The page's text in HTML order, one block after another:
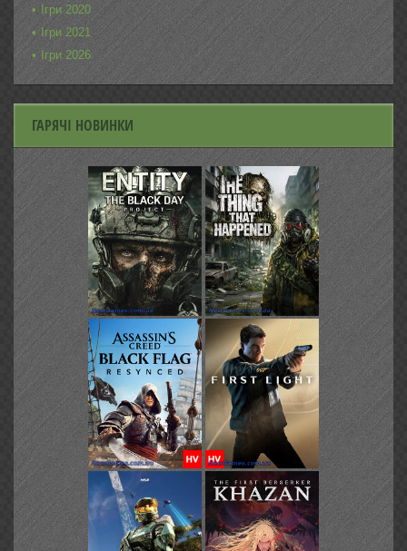
Ігри 2020
Ігри 2021
Ігри 2026
ГАРЯЧІ НОВИНКИ